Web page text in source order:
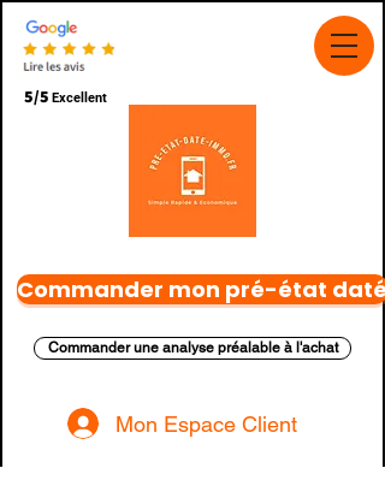
5/5 Excellent
Commander mon pré-état daté
Commander une analyse préalable à l'achat
Mon Espace Client